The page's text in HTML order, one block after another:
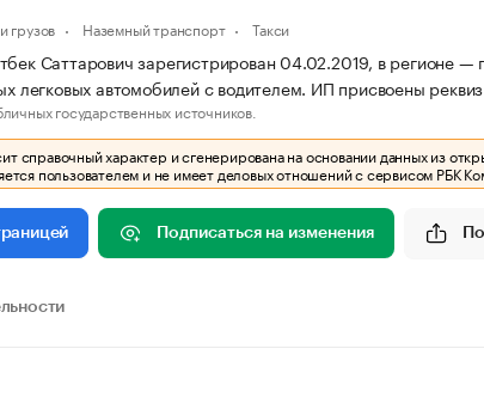
грузов Наземный транспорт Такси
Саттарович зарегистрирован 04.02.2019, в регионе —
легковых автомобилей с водителем. ИП присвоены
государственных источников.
справочный характер и сгенерирована на основании данных из
пользователем и не имеет деловых отношений с сервисом РБК
Подписаться на изменения